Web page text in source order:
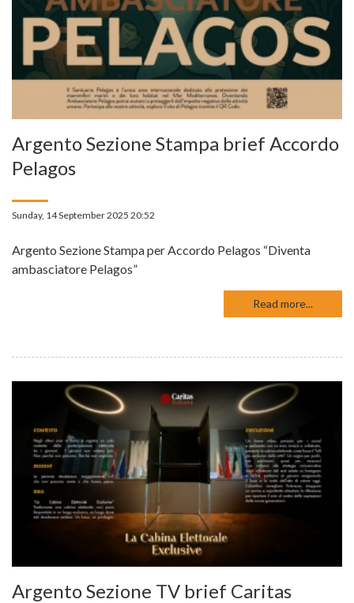
Argento Sezione Stampa brief Accordo
Pelagos
Sunday, 14 September 2025 20:52
Argento Sezione Stampa per Accordo Pelagos “Diventa
ambasciatore Pelagos”
Read more...
Argento Sezione TV brief Caritas